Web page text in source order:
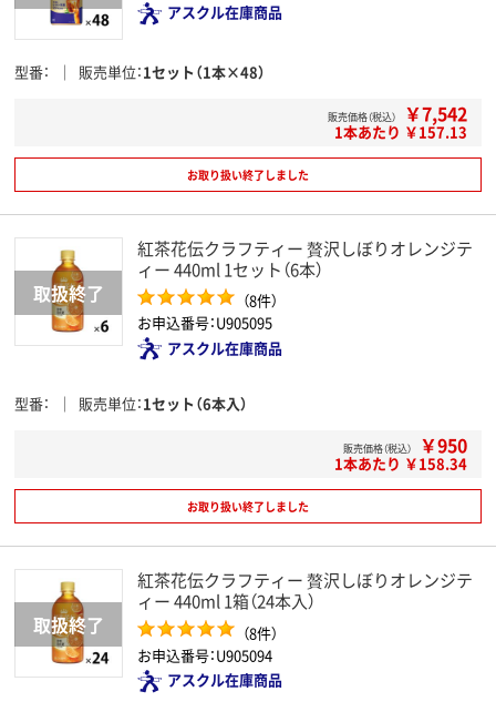
アスクル在庫商品
型番 販売単位 1セット（1本×48）
販売価格（税込） ￥7,542
1本あたり ￥157.13
お取り扱い終了しました
紅茶花伝クラフティー 贅沢しぼりオレンジテ
ィー 440ml 1セット（6本）
（8件）
お申込番号：U905095
アスクル在庫商品
型番 販売単位 1セット（6本入）
販売価格（税込） ￥950
1本あたり ￥158.34
お取り扱い終了しました
紅茶花伝クラフティー 贅沢しぼりオレンジテ
ィー 440ml 1箱（24本入）
（8件）
お申込番号：U905094
アスクル在庫商品